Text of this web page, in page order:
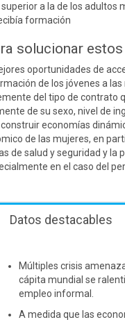
a la de los adultos
formación
solucionar
oportunidades de
de los jóvenes a
del tipo de contrato
de su sexo, nivel de
economías
de las mujeres, en
de salud y seguridad y
en el caso del
Datos destacables
Múltiples crisis
cápita mundial se
empleo informal.
A medida que las